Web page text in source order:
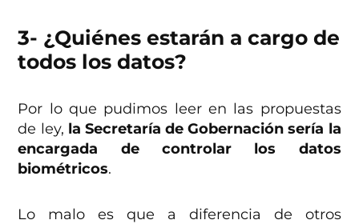
3- ¿Quiénes estarán a cargo de
todos los datos?
Por lo que pudimos leer en las propuestas
de ley, la Secretaría de Gobernación sería la
encargada de controlar los datos
biométricos.
Lo malo es que a diferencia de otros